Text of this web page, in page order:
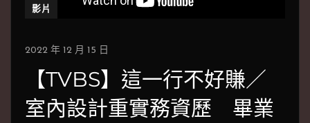
影片
2022 年 12 月 15 日
【TVBS】這一行不好賺／
室內設計重實務資歷 畢業